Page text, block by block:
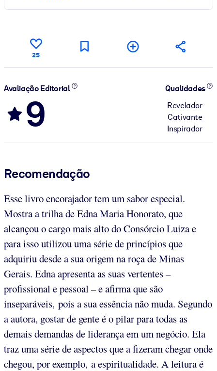
25
Avaliação Editorial
9
Qualidades
Revelador
Cativante
Inspirador
Recomendação
Esse livro encorajador tem um sabor especial.
Mostra a trilha de Edna Maria Honorato, que
alcançou o cargo mais alto do Consórcio Luiza e
para isso utilizou uma série de princípios que
adquiriu desde a sua origem na roça de Minas
Gerais. Edna apresenta as suas vertentes –
profissional e pessoal – e afirma que são
inseparáveis, pois a sua essência não muda. Segundo
a autora, gostar de gente é o pilar para todas as
demais demandas de liderança em um negócio. Ela
traz uma série de aspectos que a fizeram chegar onde
chegou, por exemplo, a espiritualidade. A leitura é